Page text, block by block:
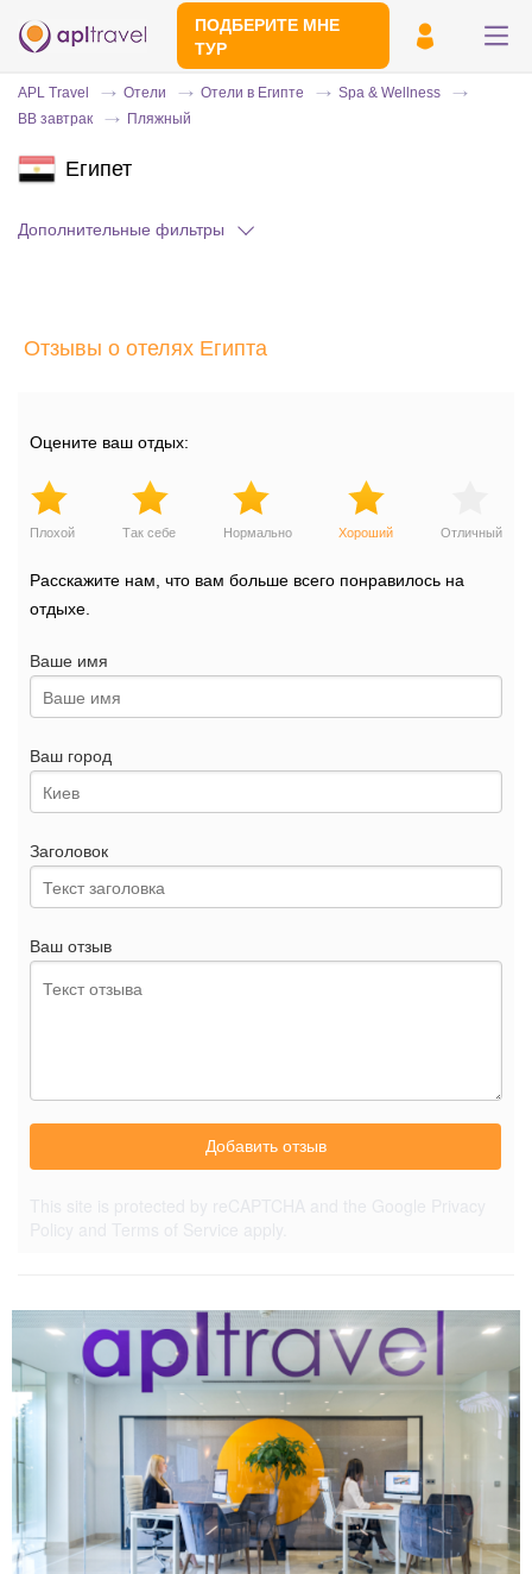
ПОДБЕРИТЕ МНЕ
ТУР
APL Travel Отели Отели в Египте
Spa & Wellness
BB завтрак
Пляжный
Египет
Дополнительные фильтры
Отзывы о отелях Египта
Оцените ваш отдых:
Плохой Так себе Нормально Хороший Отличный
Расскажите нам, что вам больше всего понравилось на
отдыхе.
Ваше имя
Ваш город
Заголовок
Ваш отзыв
Добавить отзыв